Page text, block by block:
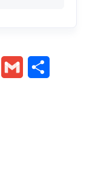
Reddit Gmail